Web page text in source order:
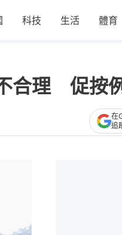
科技 生活 體育
合理 促按
在
追